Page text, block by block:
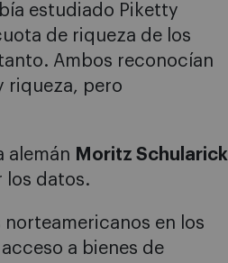
estudiado Piketty
de riqueza de los
Ambos reconocían
riqueza, pero
alemán Moritz Schularick
los datos.
en los
a bienes de